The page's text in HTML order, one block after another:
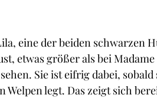
eine der beiden schwarzen
etwas größer als bei
Sie ist eifrig dabei,
Welpen legt. Das zeigt sich